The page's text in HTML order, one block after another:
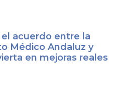
el acuerdo entre la
Médico Andaluz y
en mejoras reales